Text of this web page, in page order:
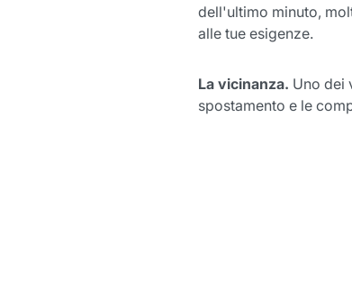
dell'ultimo minuto,
alle tue esigenze.
La vicinanza. Uno dei
spostamento e le